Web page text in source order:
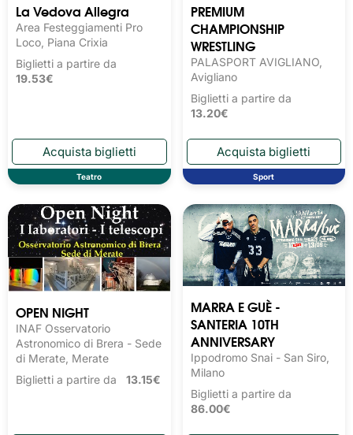
La Vedova Allegra
Area Festeggiamenti Pro
Loco, Piana Crixia
Biglietti a partire da
19.53€
Teatro
PREMIUM
CHAMPIONSHIP
WRESTLING
PALASPORT AVIGLIANO,
Avigliano
Biglietti a partire da
13.20€
Sport
OPEN NIGHT
INAF Osservatorio
Astronomico di Brera - Sede
di Merate, Merate
Biglietti a partire da 13.15€
MARRA E GUÈ -
SANTERIA 10TH
ANNIVERSARY
Ippodromo Snai - San Siro,
Milano
Biglietti a partire da
86.00€